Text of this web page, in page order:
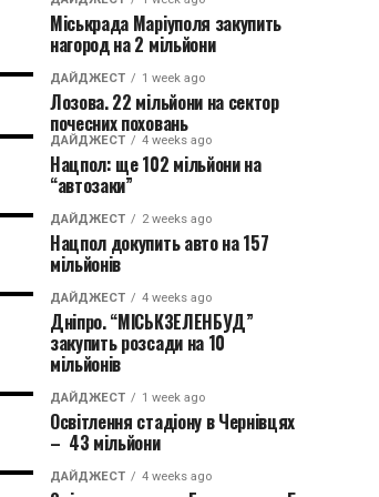
Міськрада Маріуполя закупить
нагород на 2 мільйони
ДАЙДЖЕСТ 1 week ago
Лозова. 22 мільйони на сектор
почесних поховань
ДАЙДЖЕСТ 4 weeks ago
Нацпол: ще 102 мільйони на
“автозаки”
ДАЙДЖЕСТ 2 weeks ago
Нацпол докупить авто на 157
мільйонів
ДАЙДЖЕСТ 4 weeks ago
Дніпро. “МІСЬКЗЕЛЕНБУД”
закупить розсади на 10
мільйонів
ДАЙДЖЕСТ 1 week ago
Освітлення стадіону в Чернівцях
– 43 мільйони
ДАЙДЖЕСТ 4 weeks ago